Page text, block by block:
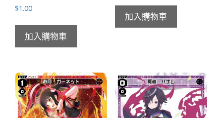
$1.00
加入購物車
加入購物車